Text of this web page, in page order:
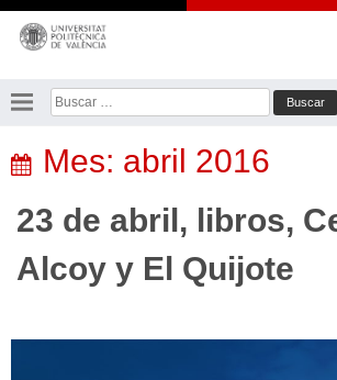
Saltar
contenido
Buscar:
Mes: abril 2016
23 de abril, libros,
Alcoy y El Quijote